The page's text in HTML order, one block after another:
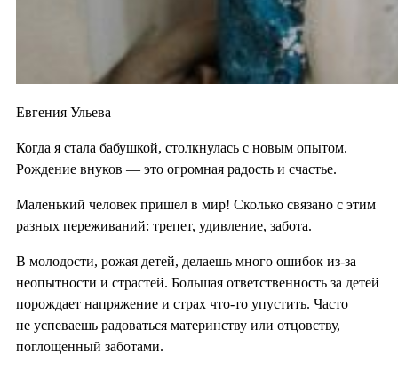
Евгения Ульева
Когда я стала бабушкой, столкнулась с новым опытом.
Рождение внуков — это огромная радость и счастье.
Маленький человек пришел в мир! Сколько связано с этим
разных переживаний: трепет, удивление, забота.
В молодости, рожая детей, делаешь много ошибок из-за
неопытности и страстей. Большая ответственность за детей
порождает напряжение и страх что-то упустить. Часто
не успеваешь радоваться материнству или отцовству,
поглощенный заботами.